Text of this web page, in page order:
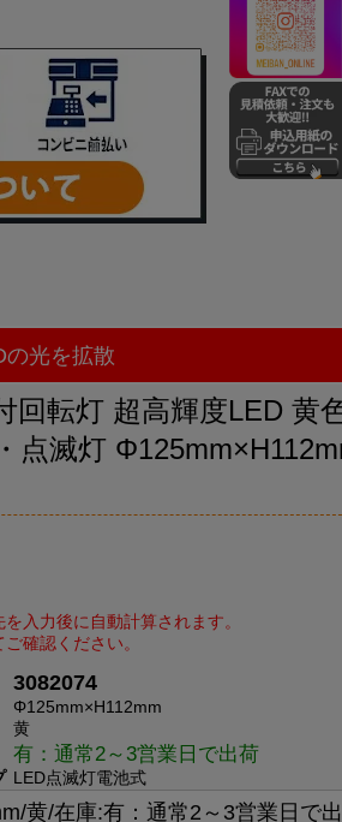
の光を拡散
回転灯 超高輝度LED 黄
点滅灯
3082074
Φ125mm×H112mm
黄
有：通常2～3営業日で出荷
LED点滅灯電池式